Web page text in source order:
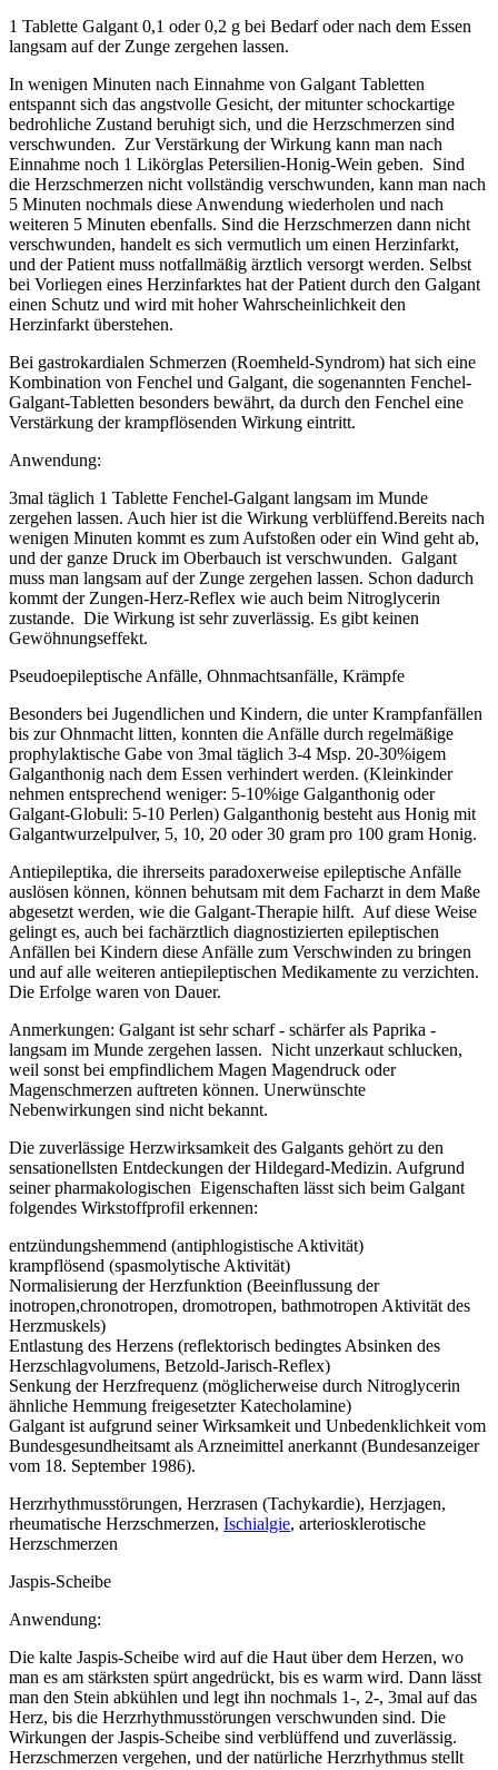
1 Tablette Galgant 0,1 oder 0,2 g bei Bedarf oder nach dem Essen
langsam auf der Zunge zergehen lassen.
In wenigen Minuten nach Einnahme von Galgant Tabletten
entspannt sich das angstvolle Gesicht, der mitunter schockartige
bedrohliche Zustand beruhigt sich, und die Herzschmerzen sind
verschwunden. Zur Verstärkung der Wirkung kann man nach
Einnahme noch 1 Likörglas Petersilien-Honig-Wein geben. Sind
die Herzschmerzen nicht vollständig verschwunden, kann man nach
5 Minuten nochmals diese Anwendung wiederholen und nach
weiteren 5 Minuten ebenfalls. Sind die Herzschmerzen dann nicht
verschwunden, handelt es sich vermutlich um einen Herzinfarkt,
und der Patient muss notfallmäßig ärztlich versorgt werden. Selbst
bei Vorliegen eines Herzinfarktes hat der Patient durch den Galgant
einen Schutz und wird mit hoher Wahrscheinlichkeit den
Herzinfarkt überstehen.
Bei gastrokardialen Schmerzen (Roemheld-Syndrom) hat sich eine
Kombination von Fenchel und Galgant, die sogenannten Fenchel-
Galgant-Tabletten besonders bewährt, da durch den Fenchel eine
Verstärkung der krampflösenden Wirkung eintritt.
Anwendung:
3mal täglich 1 Tablette Fenchel-Galgant langsam im Munde
zergehen lassen. Auch hier ist die Wirkung verblüffend.Bereits nach
wenigen Minuten kommt es zum Aufstoßen oder ein Wind geht ab,
und der ganze Druck im Oberbauch ist verschwunden. Galgant
muss man langsam auf der Zunge zergehen lassen. Schon dadurch
kommt der Zungen-Herz-Reflex wie auch beim Nitroglycerin
zustande. Die Wirkung ist sehr zuverlässig. Es gibt keinen
Gewöhnungseffekt.
Pseudoepileptische Anfälle, Ohnmachtsanfälle, Krämpfe
Besonders bei Jugendlichen und Kindern, die unter Krampfanfällen
bis zur Ohnmacht litten, konnten die Anfälle durch regelmäßige
prophylaktische Gabe von 3mal täglich 3-4 Msp. 20-30%igem
Galganthonig nach dem Essen verhindert werden. (Kleinkinder
nehmen entsprechend weniger: 5-10%ige Galganthonig oder
Galgant-Globuli: 5-10 Perlen) Galganthonig besteht aus Honig mit
Galgantwurzelpulver, 5, 10, 20 oder 30 gram pro 100 gram Honig.
Antiepileptika, die ihrerseits paradoxerweise epileptische Anfälle
auslösen können, können behutsam mit dem Facharzt in dem Maße
abgesetzt werden, wie die Galgant-Therapie hilft. Auf diese Weise
gelingt es, auch bei fachärztlich diagnostizierten epileptischen
Anfällen bei Kindern diese Anfälle zum Verschwinden zu bringen
und auf alle weiteren antiepileptischen Medikamente zu verzichten.
Die Erfolge waren von Dauer.
Anmerkungen: Galgant ist sehr scharf - schärfer als Paprika -
langsam im Munde zergehen lassen. Nicht unzerkaut schlucken,
weil sonst bei empfindlichem Magen Magendruck oder
Magenschmerzen auftreten können. Unerwünschte
Nebenwirkungen sind nicht bekannt.
Die zuverlässige Herzwirksamkeit des Galgants gehört zu den
sensationellsten Entdeckungen der Hildegard-Medizin. Aufgrund
seiner pharmakologischen Eigenschaften lässt sich beim Galgant
folgendes Wirkstoffprofil erkennen:
entzündungshemmend (antiphlogistische Aktivität)
krampflösend (spasmolytische Aktivität)
Normalisierung der Herzfunktion (Beeinflussung der
inotropen,chronotropen, dromotropen, bathmotropen Aktivität des
Herzmuskels)
Entlastung des Herzens (reflektorisch bedingtes Absinken des
Herzschlagvolumens, Betzold-Jarisch-Reflex)
Senkung der Herzfrequenz (möglicherweise durch Nitroglycerin
ähnliche Hemmung freigesetzter Katecholamine)
Galgant ist aufgrund seiner Wirksamkeit und Unbedenklichkeit vom
Bundesgesundheitsamt als Arzneimittel anerkannt (Bundesanzeiger
vom 18. September 1986).
Herzrhythmusstörungen, Herzrasen (Tachykardie), Herzjagen,
rheumatische Herzschmerzen, Ischialgie, arteriosklerotische
Herzschmerzen
Jaspis-Scheibe
Anwendung:
Die kalte Jaspis-Scheibe wird auf die Haut über dem Herzen, wo
man es am stärksten spürt angedrückt, bis es warm wird. Dann lässt
man den Stein abkühlen und legt ihn nochmals 1-, 2-, 3mal auf das
Herz, bis die Herzrhythmusstörungen verschwunden sind. Die
Wirkungen der Jaspis-Scheibe sind verblüffend und zuverlässig.
Herzschmerzen vergehen, und der natürliche Herzrhythmus stellt